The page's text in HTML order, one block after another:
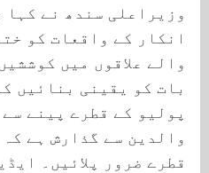
وزیراعلی سندھ نے کہا
انکار کے واقعات کو
والے علاقوں میں
بات کو یقینی بنائیں
پولیو کے قطرے پینے
والدین سے گذارش ہے
قطرے ضرور پلائیں۔